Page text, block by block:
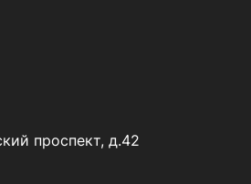
проспект, д.42